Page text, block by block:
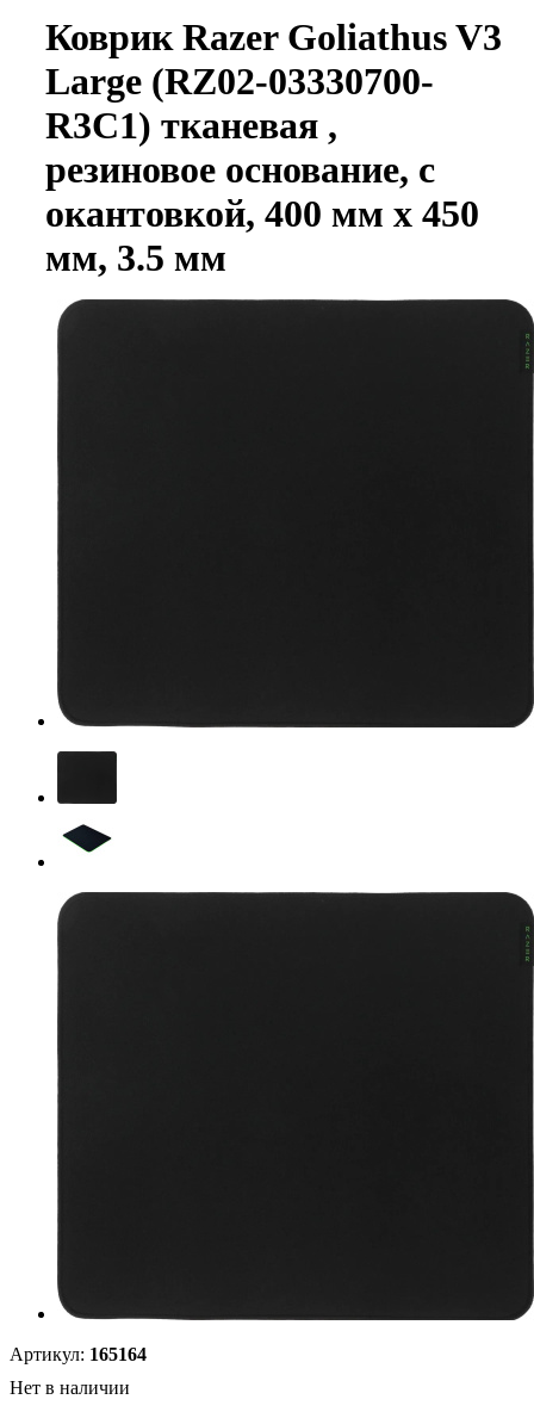
Коврик Razer Goliathus V3
Large (RZ02-03330700-
R3C1) тканевая ,
резиновое основание, с
окантовкой, 400 мм x 450
мм, 3.5 мм
Артикул: 165164
Нет в наличии